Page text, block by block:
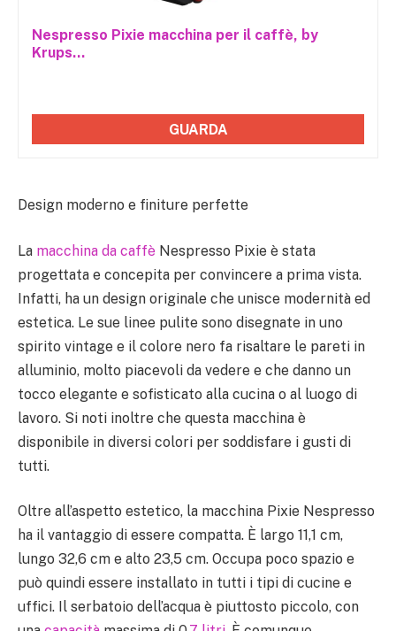
Nespresso Pixie macchina per il caffè, by
Krups...
GUARDA
Design moderno e finiture perfette
La macchina da caffè Nespresso Pixie è stata
progettata e concepita per convincere a prima vista.
Infatti, ha un design originale che unisce modernità ed
estetica. Le sue linee pulite sono disegnate in uno
spirito vintage e il colore nero fa risaltare le pareti in
alluminio, molto piacevoli da vedere e che danno un
tocco elegante e sofisticato alla cucina o al luogo di
lavoro. Si noti inoltre che questa macchina è
disponibile in diversi colori per soddisfare i gusti di
tutti.
Oltre all’aspetto estetico, la macchina Pixie Nespresso
ha il vantaggio di essere compatta. È largo 11,1 cm,
lungo 32,6 cm e alto 23,5 cm. Occupa poco spazio e
può quindi essere installato in tutti i tipi di cucine e
uffici. Il serbatoio dell’acqua è piuttosto piccolo, con